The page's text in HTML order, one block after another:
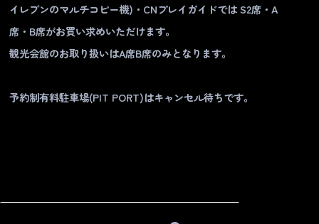
イレブンのマルチコピー機)・CNプレイガイドでは S2席・A
席・B席がお買い求めいただけます。
観光会館のお取り扱いはA席B席のみとなります。
予約制有料駐車場(PIT PORT)はキャンセル待ちです。